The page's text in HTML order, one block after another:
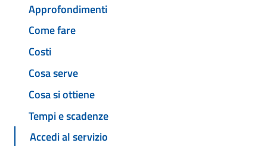
Approfondimenti
Come fare
Costi
Cosa serve
Cosa si ottiene
Tempi e scadenze
Accedi al servizio